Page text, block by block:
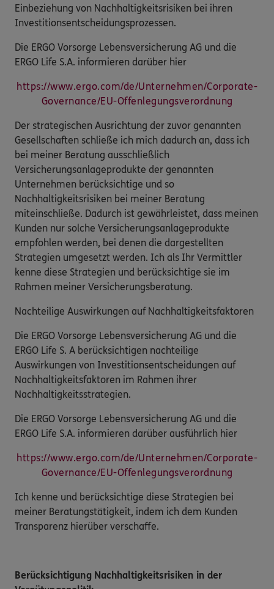
Einbeziehung von Nachhaltigkeitsrisiken bei ihren
Investitionsentscheidungsprozessen.
Die ERGO Vorsorge Lebensversicherung AG und die
ERGO Life S.A. informieren darüber hier
https://www.ergo.com/de/Unternehmen/Corporate-
Governance/EU-Offenlegungsverordnung
Der strategischen Ausrichtung der zuvor genannten
Gesellschaften schließe ich mich dadurch an, dass ich
bei meiner Beratung ausschließlich
Versicherungsanlageprodukte der genannten
Unternehmen berücksichtige und so
Nachhaltigkeitsrisiken bei meiner Beratung
miteinschließe. Dadurch ist gewährleistet, dass meinen
Kunden nur solche Versicherungsanlageprodukte
empfohlen werden, bei denen die dargestellten
Strategien umgesetzt werden. Ich als Ihr Vermittler
kenne diese Strategien und berücksichtige sie im
Rahmen meiner Versicherungsberatung.
Nachteilige Auswirkungen auf Nachhaltigkeitsfaktoren
Die ERGO Vorsorge Lebensversicherung AG und die
ERGO Life S. A berücksichtigen nachteilige
Auswirkungen von Investitionsentscheidungen auf
Nachhaltigkeitsfaktoren im Rahmen ihrer
Nachhaltigkeitsstrategien.
Die ERGO Vorsorge Lebensversicherung AG und die
ERGO Life S.A. informieren darüber ausführlich hier
https://www.ergo.com/de/Unternehmen/Corporate-
Governance/EU-Offenlegungsverordnung
Ich kenne und berücksichtige diese Strategien bei
meiner Beratungstätigkeit, indem ich dem Kunden
Transparenz hierüber verschaffe.
Berücksichtigung Nachhaltigkeitsrisiken in der